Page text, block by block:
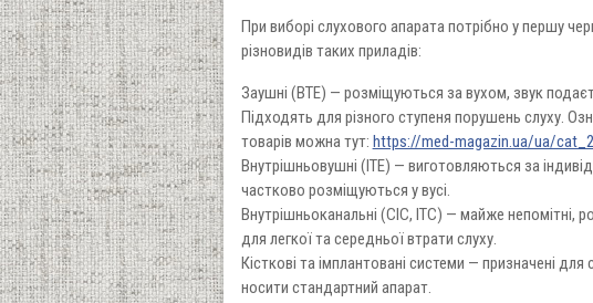
При виборі слухового апарата потрібно у першу
різновидів таких приладів:
Заушні (BTE) — розміщуються за вухом, звук
Підходять для різного ступеня порушень слуху.
товарів можна тут: https://med-magazin.ua/ua/
Внутрішньовушні (ITE) — виготовляються за
частково розміщуються у вусі.
Внутрішньоканальні (CIC, ITC) — майже непомітні,
для легкої та середньої втрати слуху.
Кісткові та імплантовані системи — призначені
носити стандартний апарат.